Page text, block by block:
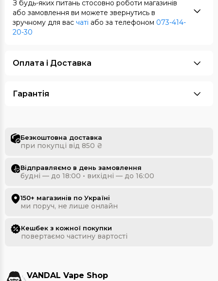
З будь-яких питань стосовно роботи магазинів
або замовлення ви можете звернутись в
зручному для вас чаті або за телефоном 073-414-
20-30
Оплата i Доставка
Гарантія
Безкоштовна доставка
при покупці від 850 ₴
Відправляємо в день замовлення
будні — до 18:00 • вихідні — до 16:00
150+ магазинів по Україні
ми поруч, не лише онлайн
Кешбек з кожної покупки
повертаємо частину вартості
VANDAL Vape Shop